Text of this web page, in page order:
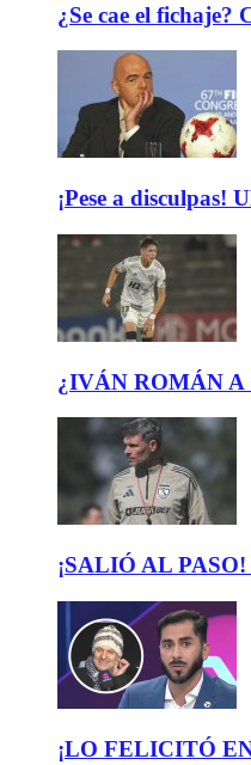
¿Se cae el fichaje?
¡Pese a disculpas!
¿IVÁN ROMÁN A
¡SALIÓ AL
¡LO FELICITÓ